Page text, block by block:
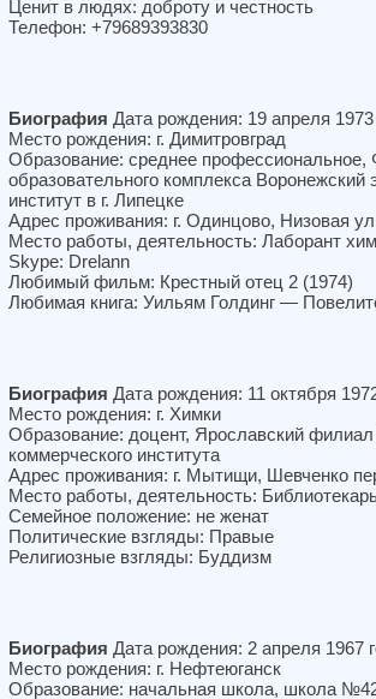
Ценит в людях: доброту и честность
Телефон: +79689393830
Биография Дата рождения: 19 апреля 1973
Место рождения: г. Димитровград
Образование: среднее профессиональное,
образовательного комплекса Воронежский
институт в г. Липецке
Адрес проживания: г. Одинцово, Низовая
Место работы, деятельность: Лаборант
Skype: Drelann
Любимый фильм: Крестный отец 2 (1974)
Любимая книга: Уильям Голдинг —
Биография Дата рождения: 11 октября
Место рождения: г. Химки
Образование: доцент, Ярославский филиал
коммерческого института
Адрес проживания: г. Мытищи, Шевченко
Место работы, деятельность:
Семейное положение: не женат
Политические взгляды: Правые
Религиозные взгляды: Буддизм
Биография Дата рождения: 2 апреля 1967
Место рождения: г. Нефтеюганск
Образование: начальная школа, школа